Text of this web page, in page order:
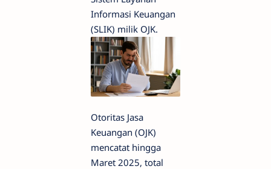
Informasi Keuangan
(SLIK) milik OJK.
Otoritas Jasa
Keuangan (OJK)
mencatat hingga
Maret 2025, total